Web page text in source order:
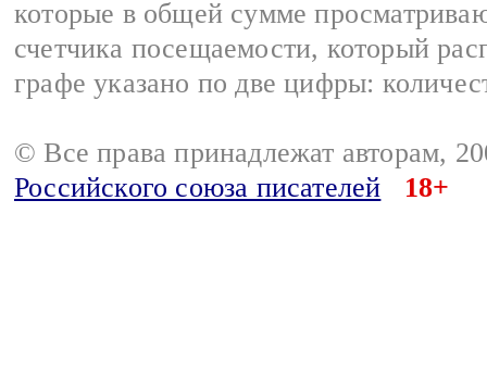
которые в общей сумме
счетчика посещаемости, который
графе указано по две цифры:
© Все права принадлежат авторам,
Российского союза писателей
18+